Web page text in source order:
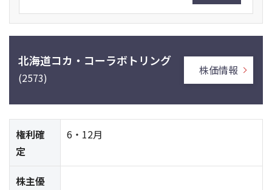
北海道コカ・コーラボトリング
(2573)
株価情報
権利確
定
6・12月
株主優